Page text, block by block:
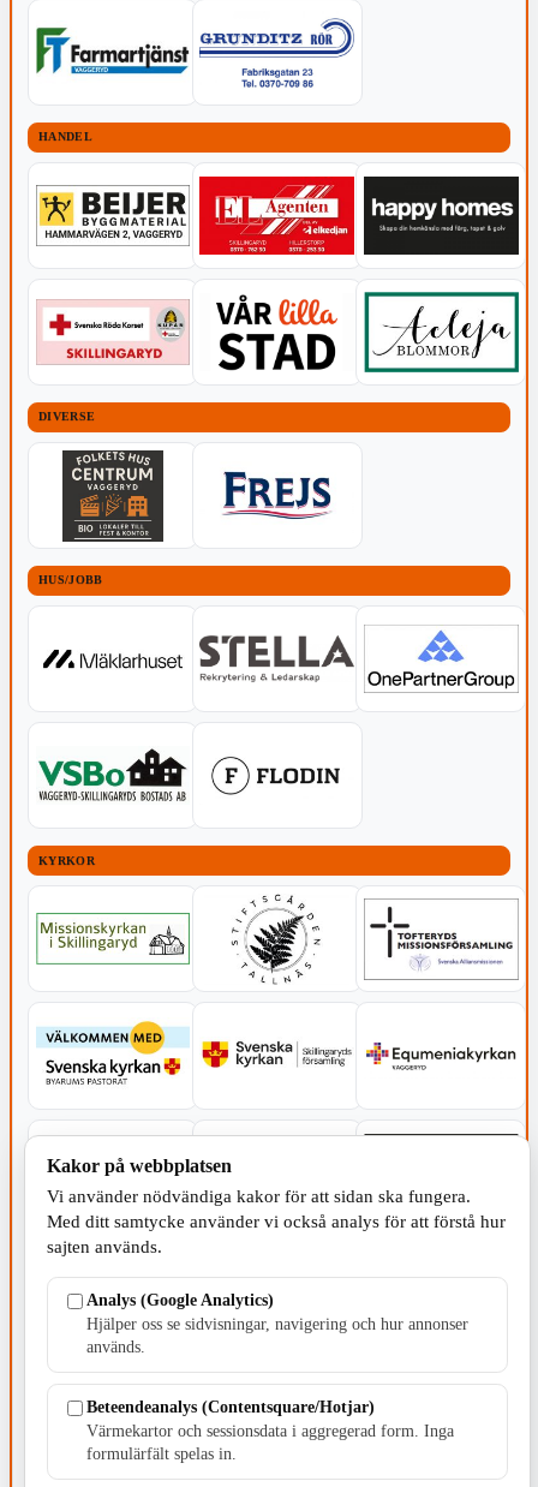
HANDEL
DIVERSE
HUS/JOBB
KYRKOR
SERVICE - MOTOR
Kakor på webbplatsen
Vi använder nödvändiga kakor för att sidan ska fungera.
Med ditt samtycke använder vi också analys för att förstå hur
sajten används.
Analys (Google Analytics)
Hjälper oss se sidvisningar, navigering och hur annonser
används.
Beteendeanalys (Contentsquare/Hotjar)
Värmekartor och sessionsdata i aggregerad form. Inga
formulärfält spelas in.